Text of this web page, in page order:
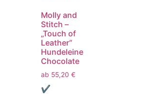
Molly and
Stitch –
„Touch of
Leather“
Hundeleine
Chocolate
ab 55,20 €
✔